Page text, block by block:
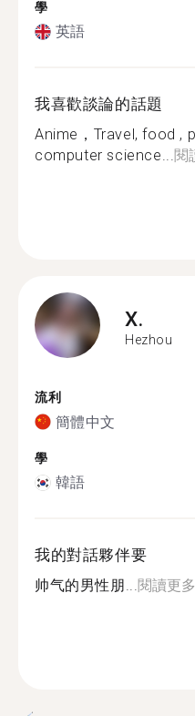
學
英語
我喜歡談論的話題
Anime，Travel, food ,
computer science...閱
X.
Hezhou
流利
簡體中文
學
韓語
我的對話夥伴要
帅气的男性朋...閱讀更多